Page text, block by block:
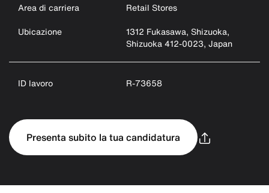
Area di carriera
Retail Stores
Ubicazione
1312 Fukasawa, Shizuoka,
Shizuoka 412-0023, Japan
ID lavoro R-73658
Presenta subito la tua candidatura